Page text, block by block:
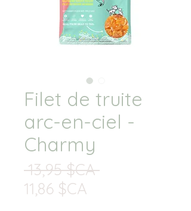
Filet de truite
arc-en-ciel -
Charmy
13,95 $CA Prix
11,86 $CA